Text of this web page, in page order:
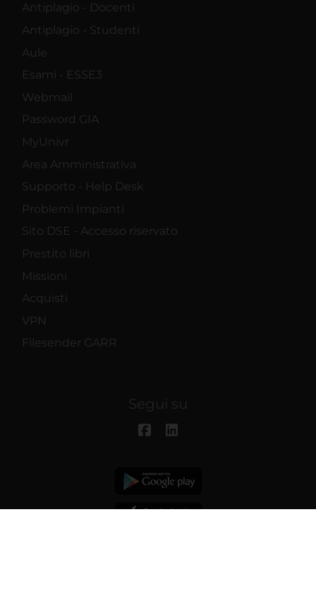
Antiplagio - Docenti
Antiplagio - Studenti
Aule
Esami - ESSE3
Webmail
Password GIA
MyUnivr
Area Amministrativa
Supporto - Help Desk
Problemi Impianti
Sito DSE - Accesso riservato
Prestito libri
Missioni
Acquisti
VPN
Filesender GARR
Segui su